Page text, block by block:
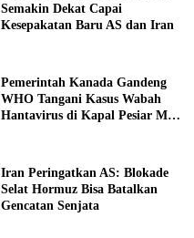
Semakin Dekat Capai
Kesepakatan Baru AS dan Iran
Pemerintah Kanada Gandeng
WHO Tangani Kasus Wabah
Hantavirus di Kapal Pesiar MV
Iran Peringatkan AS: Blokade
Selat Hormuz Bisa Batalkan
Gencatan Senjata